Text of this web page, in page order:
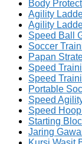
Body
Agility
Agility
Speed Ball
Soccer
Papan
Speed
Speed
Portable
Speed
Speed
Starting
Jaring